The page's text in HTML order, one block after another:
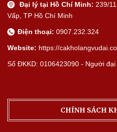
Đại lý tại Hồ Chí Minh: 239/
Vấp, TP Hồ Chí Minh
Điện thoại: 0907.232.324
Website: https://
Số ĐKKD: 0106423090 - Người
CHÍNH SÁCH